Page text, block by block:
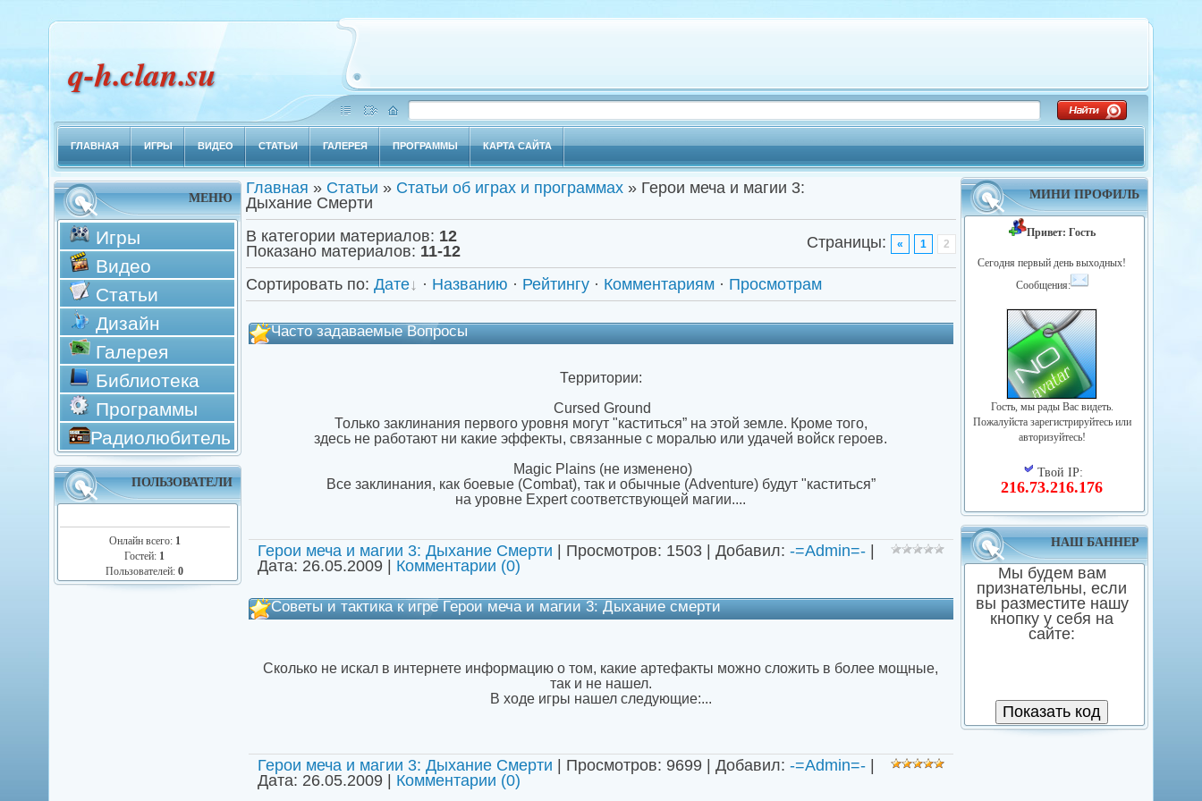
q-h.clan.su
ГЛАВНАЯ ИГРЫ ВИДЕО СТАТЬИ ГАЛЕРЕЯ ПРОГРАММЫ КАРТА САЙТА
МЕНЮ
Игры
Видео
Статьи
Дизайн
Галерея
Библиотека
Программы
Радиолюбитель
ПОЛЬЗОВАТЕЛИ
Онлайн всего: 1
Гостей: 1
Пользователей:0
МИНИ ПРОФИЛЬ
Привет: Гость
Сегодня первый день выходных!
Сообщения:
Гость, мы рады Вас видеть.
Пожалуйста зарегистрируйтесь или
авторизуйтесь!
Твой IP:
216.73.216.176
НАШ БАННЕР
Мы будем вам
признательны, если
вы разместите нашу
кнопку у себя на
сайте:
Главная » Статьи » Статьи об играх и программах» Герои меча и магии 3:
Дыхание Смерти
В категории материалов: 12
Показано материалов: 11-12 Страницы: « 1 2
Сортировать по: Дате · Названию · Рейтингу· Комментариям· Просмотрам
Часто задаваемые Вопросы
Территории:
Cursed Ground
Только заклинания первого уровня могут "каститься” на этой земле. Кроме того,
здесь не работают ни какие эффекты, связанные с моралью или удачей войск героев.
Magic Plains (не изменено)
Все заклинания, как боевые (Combat), так и обычные (Adventure) будут "каститься”
на уровне Expert соответствующей магии....
Герои меча и магии 3: Дыхание Смерти | Просмотров: 1503 | Добавил: -=Admin=-|
Дата: 26.05.2009| Комментарии (0)
Советы и тактика к игре Герои меча и магии 3: Дыхание смерти
Сколько не искал в интернете информацию о том, какие артефакты можно сложить в более мощные,
так и не нашел.
В ходе игры нашел следующие:...
Герои меча и магии 3: Дыхание Смерти | Просмотров: 9699 | Добавил: -=Admin=-|
Дата: 26.05.2009| Комментарии (0)